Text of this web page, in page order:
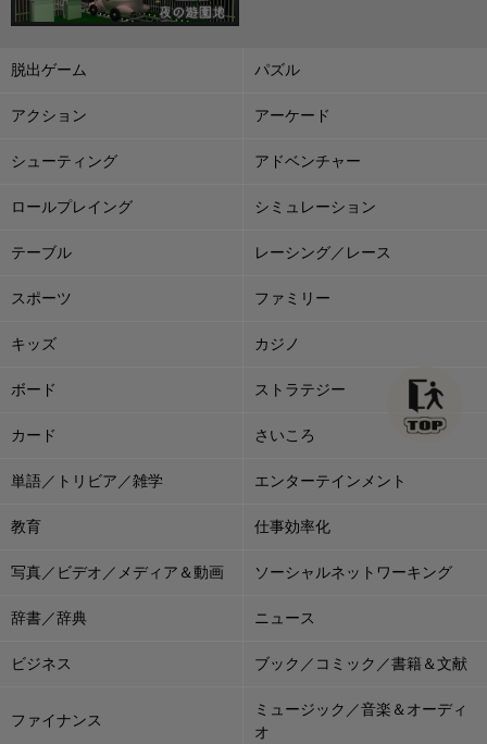
脱出ゲーム パズル
アクション アーケード
シューティング アドベンチャー
ロールプレイング シミュレーション
テーブル レーシング／レース
スポーツ ファミリー
キッズ カジノ
ボード ストラテジー
カード さいころ
単語／トリビア／雑学 エンターテインメント
教育 仕事効率化
写真／ビデオ／メディア＆動画 ソーシャルネットワーキング
辞書／辞典 ニュース
ビジネス ブック／コミック／書籍＆文献
ファイナンス
ミュージック／音楽＆オーディ
オ